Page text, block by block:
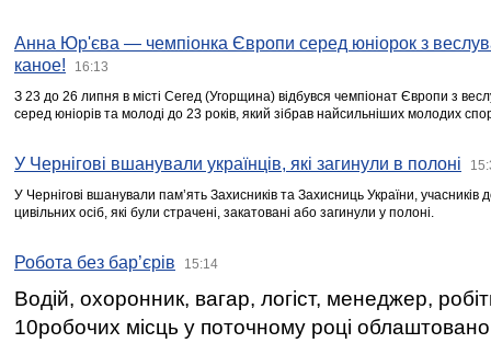
Анна Юр'єва — чемпіонка Європи серед юніорок з
каное!
16:13
З 23 до 26 липня в місті Сегед (Угорщина) відбувся чемпіонат Європи з
серед юніорів та молоді до 23 років, який зібрав найсильніших молодих
У Чернігові вшанували українців, які загинули в полоні
У Чернігові вшанували пам’ять Захисників та Захисниць України,
цивільних осіб, які були страчені, закатовані або загинули у полоні.
Робота без бар’єрів 15:14
Водій, охоронник, вагар, логіст, менеджер,
10робочих місць у поточному році